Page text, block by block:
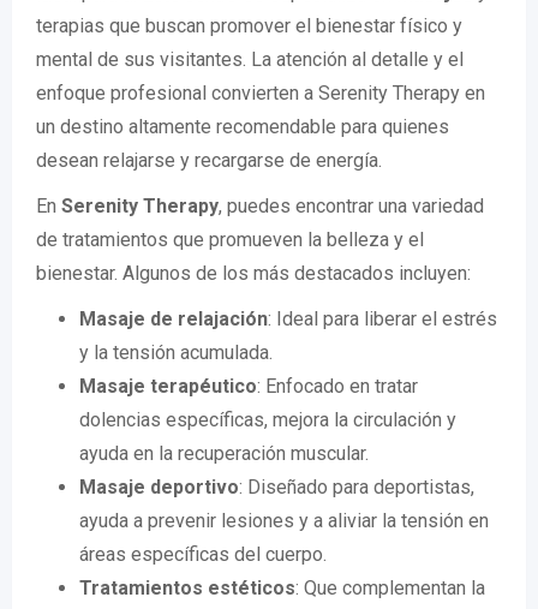
terapias que buscan promover el bienestar físico y
mental de sus visitantes. La atención al detalle y el
enfoque profesional convierten a Serenity Therapy en
un destino altamente recomendable para quienes
desean relajarse y recargarse de energía.
En Serenity Therapy, puedes encontrar una variedad
de tratamientos que promueven la belleza y el
bienestar. Algunos de los más destacados incluyen:
Masaje de relajación: Ideal para liberar el estrés
y la tensión acumulada.
Masaje terapéutico: Enfocado en tratar
dolencias específicas, mejora la circulación y
ayuda en la recuperación muscular.
Masaje deportivo: Diseñado para deportistas,
ayuda a prevenir lesiones y a aliviar la tensión en
áreas específicas del cuerpo.
Tratamientos estéticos: Que complementan la